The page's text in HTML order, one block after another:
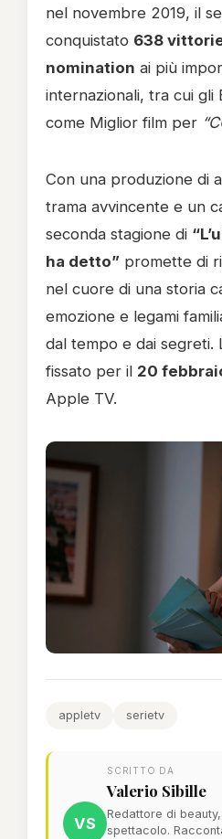
nel novembre 2019, il
conquistato 638
nomination ai più
internazionali, tra cui gli
come Miglior film per
Con una produzione di
trama avvincente e un
seconda stagione di
ha detto” promette di
nel cuore di una storia
emozione e legami
dal tempo e dai segreti.
fissato per il 20
Apple TV.
appletv serietv
VS
SCRITTO DA
Valerio Sibille
Redattore di
spettacolo.